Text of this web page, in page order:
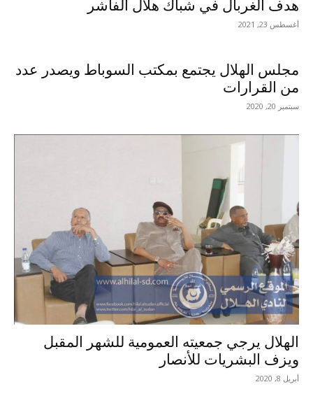
هدف الغربال في شباك هلال الفاشر
أغسطس 23, 2021
مجلس الهلال يجتمع بمكتب السوباط ويصدر عدد
من القرارات
سبتمبر 20, 2020
الهلال يرجي جمعيته العمومية للشهر المقبل
ويزف البشريات للأنصار
أبريل 8, 2020